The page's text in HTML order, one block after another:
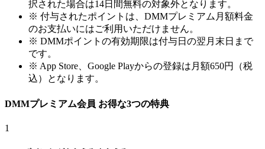
択された場合は14日間無料の対象外となります。
※ 付与されたポイントは、DMMプレミアム月額料金
のお支払いにはご利用いただけません。
※ DMMポイントの有効期限は付与日の翌月末日まで
です。
※ App Store、Google Playからの登録は月額650円（税
込）となります。
DMMプレミアム会員 お得な3つの特典
1